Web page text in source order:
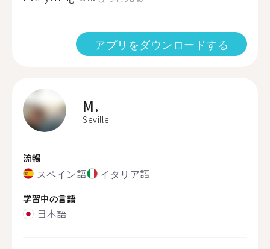
アプリをダウンロードする
M.
Seville
流暢
スペイン語 イタリア語
学習中の言語
日本語